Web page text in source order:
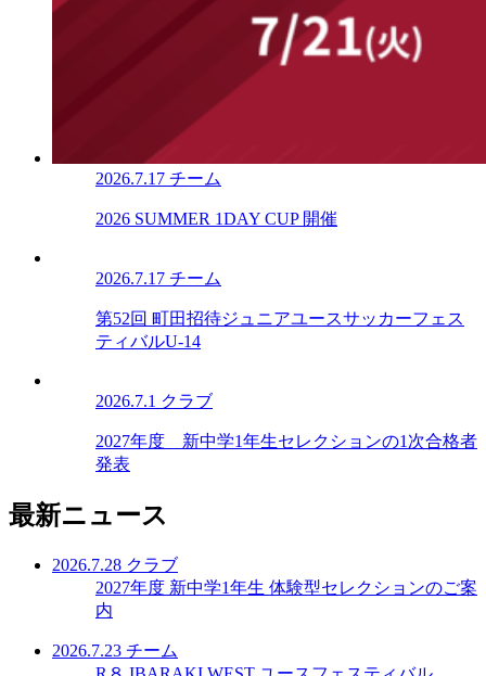
2026.7.17 チーム
2026 SUMMER 1DAY CUP 開催
2026.7.17 チーム
第52回 町田招待ジュニアユースサッカーフェス
ティバルU-14
2026.7.1 クラブ
2027年度 新中学1年生セレクションの1次合格者
発表
最新ニュース
2026.7.28 クラブ
2027年度 新中学1年生 体験型セレクションのご案
内
2026.7.23 チーム